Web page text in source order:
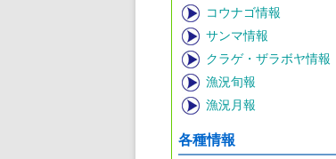
コウナゴ情報
サンマ情報
クラゲ・ザラボヤ情報
漁況旬報
漁況月報
各種情報